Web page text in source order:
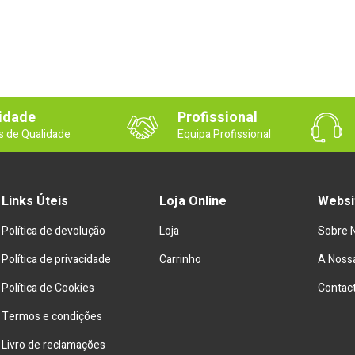
de Qualidade
Profissional
Equipa Profissional
Links Úteis
Política de devolução
Política de privacidade
Política de Cookies
Termos e condições
Livro de reclamações
Loja Online
Loja
Carrinho
Sobre
A